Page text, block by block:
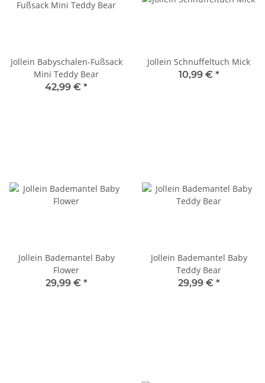
Jollein Babyschalen-Fußsack
Mini Teddy Bear
42,99 € *
Jollein Schnuffeltuch Mick
10,99 € *
Jollein Bademantel Baby
Flower
29,99 € *
Jollein Bademantel Baby
Teddy Bear
29,99 € *